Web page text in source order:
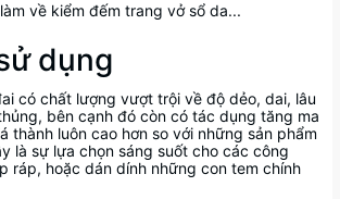
về kiểm đếm trang vở sổ da...
dụng
có chất lượng vượt trội về độ dẻo, dai, lâu
bên cạnh đó còn có tác dụng tăng ma
thành luôn cao hơn so với những sản phẩm
là sự lựa chọn sáng suốt cho các công
ráp, hoặc dán dính những con tem chính